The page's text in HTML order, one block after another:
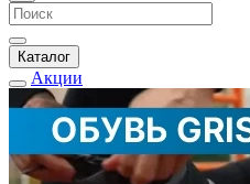
Каталог
Акции